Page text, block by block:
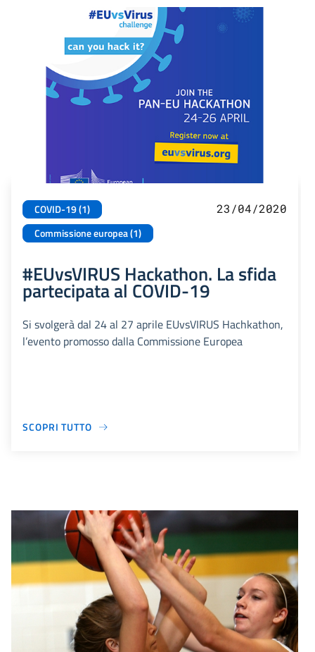
COVID-19 (1)
Commissione europea (1)
23/04/2020
#EUvsVIRUS Hackathon. La sfida
partecipata al COVID-19
Si svolgerà dal 24 al 27 aprile EUvsVIRUS Hachkathon,
l’evento promosso dalla Commissione Europea
SCOPRI TUTTO